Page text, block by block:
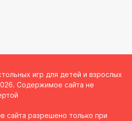
игр для детей и взрослых
Содержимое сайта не
сайта разрешено только при